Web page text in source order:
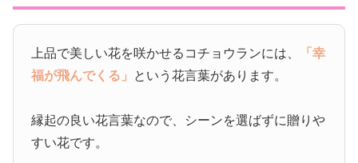
上品で美しい花を咲かせるコチョウランには、
「幸
福が飛んでくる」 という花言葉があります。
縁起の良い花言葉なので、シーンを選ばずに贈りや
すい花です。